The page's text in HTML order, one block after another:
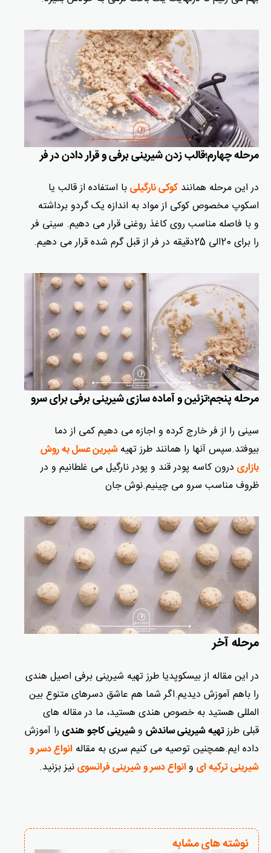
مرحله چهارم؛قالب زدن شیرینی برفی و قرار دادن در فر
در این مرحله همانند کوکی نارگیلی با استفاده از قالب یا
اسکوپ مخصوص کوکی از مواد به اندازه یک گردو برداشته
و با فاصله مناسب روی کاغذ روغنی قرار می دهیم. سینی فر
را برای 20الی 25دقیقه در فر از قبل گرم شده قرار می دهیم.
مرحله پنجم؛تزئین و آماده سازی شیرینی برفی برای سرو
سینی را از فر خارج کرده و اجازه می دهیم کمی از دما
بیوفتد.سپس آنها را همانند طرز تهیه شیرین عسل به روش
بازاری درون کاسه پودر قند و پودر نارگیل می غلطانیم و در
ظروف مناسب سرو می چینیم.نوش جان
مرحله آخر
در این مقاله از بیسکوپدیا طرز تهیه شیرینی برفی اصیل هندی
را باهم آموزش دیدیم.اگر شما هم عاشق دسرهای متنوع بین
المللی هستید به خصوص هندی هستید، ما در مقاله های
قبلی طرزتهیه شیرینی ساندش وشیرینی کاجو هندی را آموزش
داده ایم.همچنین توصیه می کنیم سری به مقاله انواع دسر و
شیرینی ترکیه ای وانواع دسر و شیرینی فرانسوی نیز بزنید.
نوشته های مشابه